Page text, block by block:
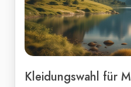
Kleidungswahl für